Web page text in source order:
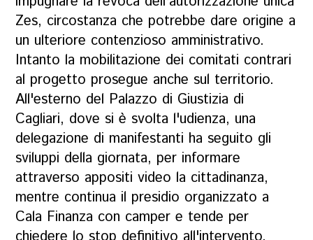
Zes, circostanza che potrebbe dare origine a
un ulteriore contenzioso amministrativo.
Intanto la mobilitazione dei comitati contrari
al progetto prosegue anche sul territorio.
All'esterno del Palazzo di Giustizia di
Cagliari, dove si è svolta l'udienza, una
delegazione di manifestanti ha seguito gli
sviluppi della giornata, per informare
attraverso appositi video la cittadinanza,
mentre continua il presidio organizzato a
Cala Finanza con camper e tende per